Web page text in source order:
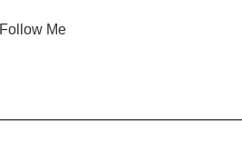
Follow Me